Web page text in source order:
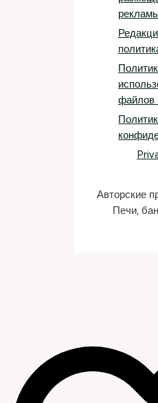
файлов
Авторские
Печи,